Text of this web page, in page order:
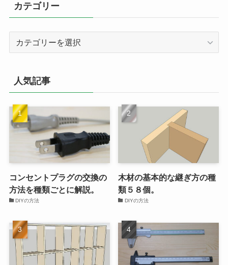
カテゴリー
ー
人気記事
コンセントプラグの交換の
方法を種類ごとに解説。
DIYの方法
木材の基本的な継ぎ方の種
類５８個。
DIYの方法